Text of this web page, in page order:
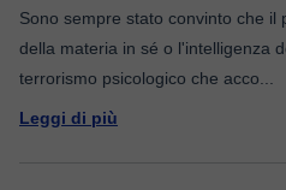
Sono sempre stato convinto che il
della materia in sé o l'intelligenza
terrorismo psicologico che acco
Leggi di più